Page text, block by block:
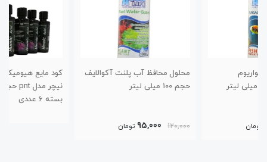
محلول محافظ آب پلنت آکوالایف
حجم 100 میلی لیتر
120,000 تومان
کود مایع هیومیک اسید پروتکت
نیچر مدل pnt حجم 125 میلی لیتر